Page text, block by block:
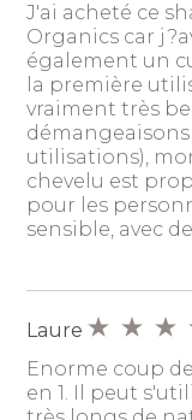
J'ai acheté ce
Organics car
également un
la première
vraiment très
démangeaisons
utilisations),
chevelu est
pour les
sensible, avec
Laure
Enorme coup
en 1. Il peut